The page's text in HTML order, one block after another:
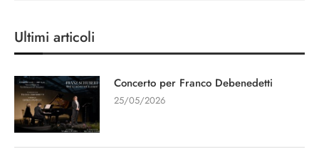
Ultimi articoli
Concerto per Franco Debenedetti
25/05/2026